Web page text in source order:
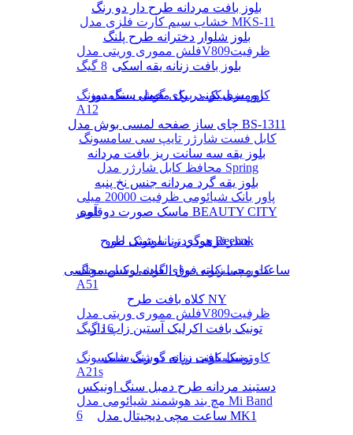
خشاب سیم کارت فلزی مدل MKS-11
فلش مموری وریتی مدلV809ظرفیت
8 گیگ
کاور سیلیکونی برای گوشی سامسونگ
A12
کابل فست شارژر تایپ سی سامسونگ
محافظ کابل شارژر مدل Spring
پاور بانک شیائومی ظرفیت 20000 میلی
آمپر
هندزفری گردنی بلوتوثی لنوو
کاور سیلیکونی برای گوشی سامسونگ
A51
فلش مموری وریتی مدلV809ظرفیت
16 گیگ
کاور سیلیکونی برای گوشی سامسونگ
A21s
مچ بند هوشمند شیائومی مدل Mi Band
6
بلوز بافت مردانه طرح دار دو رنگ
بلوز شلوار دخترانه طرح پلنگ
بلوز بافت زنانه یقه اسکی
رومیزی یک در یک مخمل سنگ دوز
چای ساز صفحه لمسی بوش مدل BS-1311
بلوز یقه سه سانت ریز بافت مردانه
بلوز یقه گرد مردانه جنس نخ پنبه
ماسک صورت دوقلوی BEAUTY CITY
هودی زنانه شیک طرح Reebok
ساعت مچی زنانه فوق العاده لوکس مجلسی
کلاه بافت طرح NY
تونیک بافت اکرلیک آستین زاپ دار
تونیک بافت زنانه دو رنگ شیک
دستبند مردانه طرح دمبل سنگ اونیکس
ساعت مچی دیجیتال مدل MK1